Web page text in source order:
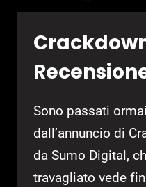
Sono passati
dall’annuncio di
da Sumo Digital,
travagliato vede